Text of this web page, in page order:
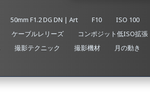
50mm F1.2 DG DN | Art F10 ISO 100
ケーブルレリーズ コンポジット低ISO拡張
撮影テクニック 撮影機材 月の動き